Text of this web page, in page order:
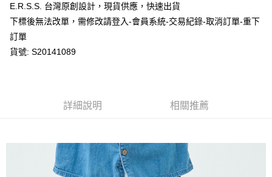
【注意事項】
１．透過由恩沛科技股份有限公司提供之「AFTEE先享後付」服務完成之交
易，需依本服務之必要範圍內提供個人資料，並將交易相關給付款項請求債
２．關於個人資料處理事宜，請瀏覽以下網址：
４．使用「AFTEE先享後付」時，將依據個別帳號之用戶狀況，依本公司即
５．嚴禁一人註冊多個帳號或使用他人資訊註冊。若發現惡意使用之情形，
恩沛科技股份有限公司將有權停止該用戶之使用額度並採取法律行動。
7-11取貨付款
每筆NT$80，滿NT$1,200(含以上)免運費
付款後7-11取貨
每筆NT$80，滿NT$1,200(含以上)免運費
E.R.S.S. 台灣原創設計，現貨供應，快速出貨
下標後無法改單，需修改請登入-會員系統-交易紀錄-取消訂單-重下
訂單
貨號: S20141089
詳細說明 相關推薦